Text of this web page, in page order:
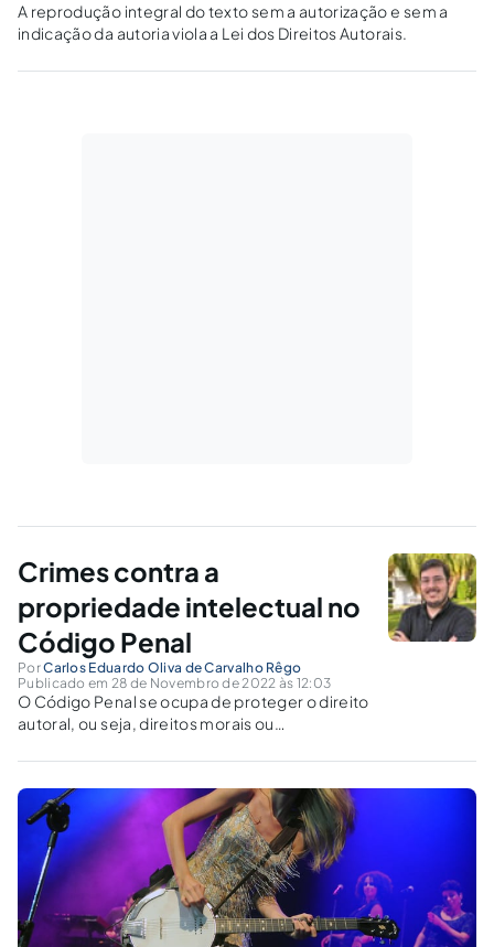
A reprodução integral do texto sem a autorização e sem a
indicação da autoria viola a Lei dos Direitos Autorais.
Crimes contra a
propriedade intelectual no
Código Penal
PorCarlos Eduardo Oliva de Carvalho Rêgo
Publicado em 28 de Novembro de 2022 às 12:03
O Código Penal se ocupa de proteger o direito
autoral, ou seja, direitos morais ou
obra com valor econômico, seja ela
intelectual, artística, científica, literária etc.